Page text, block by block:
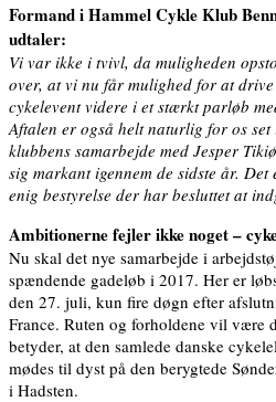
Formand i Hammel Cykle Klub
udtaler:
Vi var ikke i tvivl, da muligheden
over, at vi nu får mulighed for at drive
cykelevent videre i et stærkt parløb
Aftalen er også helt naturlig for os set
klubbens samarbejde med Jesper
sig markant igennem de sidste år. Det
enig bestyrelse der har besluttet at
Ambitionerne fejler ikke noget –
Nu skal det nye samarbejde i
spændende gadeløb i 2017. Her er
den 27. juli, kun fire døgn efter
France. Ruten og forholdene vil være
betyder, at den samlede danske
mødes til dyst på den berygtede
i Hadsten.